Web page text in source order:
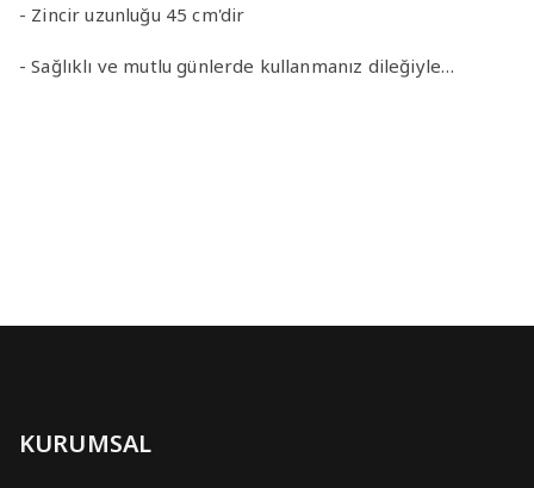
- Zincir uzunluğu 45 cm'dir
- Sağlıklı ve mutlu günlerde kullanmanız dileğiyle…
KURUMSAL